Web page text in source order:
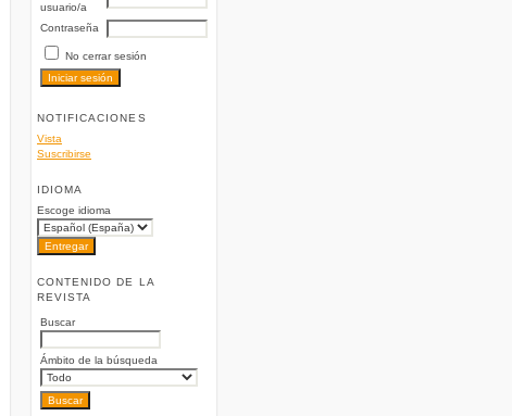
usuario/a
Contraseña
No cerrar sesión
NOTIFICACIONES
Vista
Suscribirse
IDIOMA
Escoge idioma
CONTENIDO DE LA
REVISTA
Buscar
Ámbito de la búsqueda